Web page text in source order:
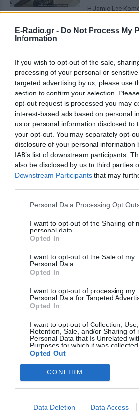
E-Radio.gr - Do Not Process My
Information
If you wish to opt-out of the sale,
processing of your personal or
targeted advertising by us, please use
section to confirm your selection.
opt-out request is processed you may
interest-based ads based on personal
us or personal information disclosed to
your opt-out. You may separately opt-
disclosure of your personal information
IAB’s list of downstream participants.
also be disclosed by us to third parties
Downstream Participants that may
Personal Data Processing Opt
I want to opt-out of the Sharing of
personal data.
Opted In
I want to opt-out of the Sale of my
Personal Data.
Opted In
I want to opt-out of processing my
Personal Data for Targeted
Opted In
I want to opt-out of Collection, Use,
Retention, Sale, and/or Sharing of
Personal Data that Is Unrelated
Purposes for which it was collected.
Opted Out
CONFIRM
Data Deletion Data Access
Η Jamie Lee
πάνω στο golf
Folly Beach -
Τροχαίο στις
γυναίκα και
έχασα όλα»
πατέρα
ΣΉΜΕΡΑ
Μητέρα 43 ετών
σκοτώθηκαν σε
φορτηγό στην
– Δράμας, κοντά
Καταδίωξη
ΣΉΜΕΡΑ
Εξαιτίας των
λευκό όχημα
μέτρων και μεταλλική σφαίρα
σώμα στα νέα
Η κυβέρνηση Τραμπ δημοσίευσε την 5η
αποχαρακτηρισμένων αρχείων με
πιλότων, μαρτύρων και αναλύσεων του
εναέρια φαινόμενα σε ΗΠΑ, Βραζιλία
ΣΉΜΕΡΑ
Φωτιά στην